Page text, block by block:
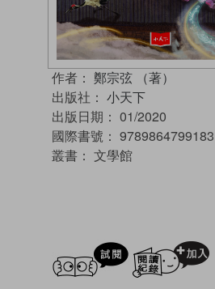
作者： 鄭宗弦 （著）
出版社： 小天下
出版日期： 01/2020
國際書號： 9789864799183
叢書： 文學館
試閲